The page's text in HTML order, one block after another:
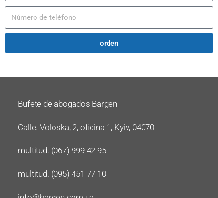
orden
Bufete de abogados Bargen
Calle. Voloska, 2, oficina 1, Kyiv, 04070
multitud. (067) 999 42 95
multitud. (095) 451 77 10